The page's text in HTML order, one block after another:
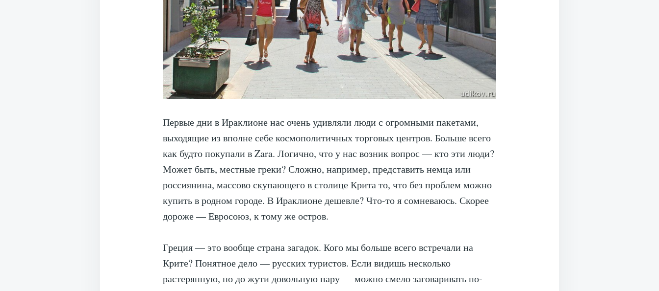
Первые дни в Ираклионе нас очень удивляли люди с огромными пакетами,
выходящие из вполне себе космополитичных торговых центров. Больше всего
как будто покупали в Zara. Логично, что у нас возник вопрос — кто эти люди?
Может быть, местные греки? Сложно, например, представить немца или
россиянина, массово скупающего в столице Крита то, что без проблем можно
купить в родном городе. В Ираклионе дешевле? Что-то я сомневаюсь. Скорее
дороже — Евросоюз, к тому же остров.
Греция — это вообще страна загадок. Кого мы больше всего встречали на
Крите? Понятное дело — русских туристов. Если видишь несколько
растерянную, но до жути довольную пару — можно смело заговаривать по-